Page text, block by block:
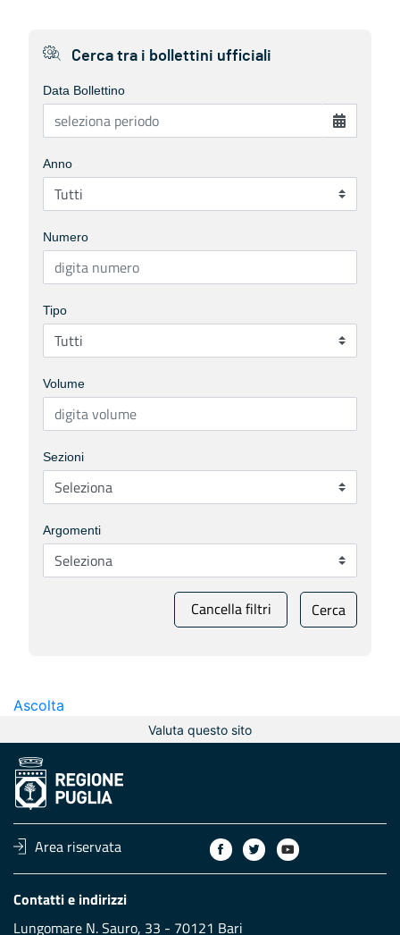
Cerca tra i bollettini ufficiali
Data Bollettino
Anno
Numero
Tipo
Volume
Sezioni
Argomenti
Cancella filtri Cerca
Ascolta
Valuta questo sito
Area riservata
Contatti e indirizzi
Lungomare N. Sauro, 33 - 70121 Bari